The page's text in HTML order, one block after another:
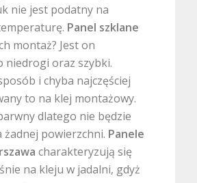
nie jest podatny na
Panel szklane
montaż? Jest on
niedrogi oraz szybki.
i chyba najczęściej
to na klej montażowy.
dlatego nie będzie
żadnej powierzchni. Panele
charakteryzują się
na kleju w jadalni, gdyż